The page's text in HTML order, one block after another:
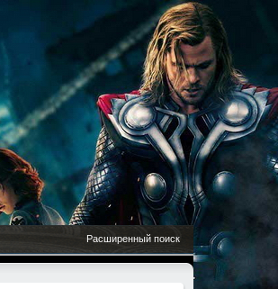
Расширенный поиск